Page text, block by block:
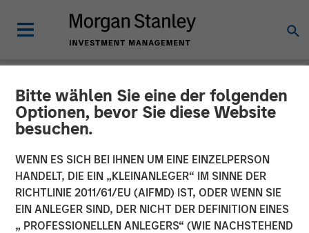
Bitte wählen Sie eine der folgenden
Optionen, bevor Sie diese Website
besuchen.
WENN ES SICH BEI IHNEN UM EINE EINZELPERSON
HANDELT, DIE EIN „KLEINANLEGER“ IM SINNE DER
RICHTLINIE 2011/61/EU (AIFMD) IST, ODER WENN SIE
EIN ANLEGER SIND, DER NICHT DER DEFINITION EINES
„ PROFESSIONELLEN ANLEGERS“ (WIE NACHSTEHEND
NEWSROOM
Cohesity Raises $250
Million in Funding Round
Led by SoftBank Vision
Fund